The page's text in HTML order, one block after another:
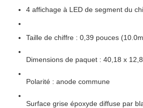
4 affichage à LED de segment du
Taille de chiffre : 0,39 pouces
Dimensions de paquet : 40,18 x
Polarité : anode commune
Surface grise époxyde diffuse par